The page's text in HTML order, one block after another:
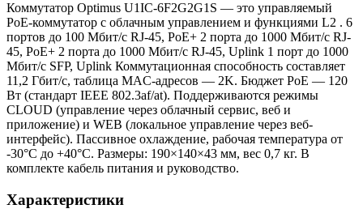
Коммутатор Optimus U1IC-6F2G2G1S — это управляемый
PoE-коммутатор с облачным управлением и функциями L2 . 6
портов до 100 Мбит/с RJ-45, PoE+ 2 порта до 1000 Мбит/с RJ-
45, PoE+ 2 порта до 1000 Мбит/с RJ-45, Uplink 1 порт до 1000
Мбит/с SFP, Uplink Коммутационная способность составляет
11,2 Гбит/с, таблица MAC-адресов — 2K. Бюджет PoE — 120
Вт (стандарт IEEE 802.3af/at). Поддерживаются режимы
CLOUD (управление через облачный сервис, веб и
приложение) и WEB (локальное управление через веб-
интерфейс). Пассивное охлаждение, рабочая температура от
-30°C до +40°C. Размеры: 190×140×43 мм, вес 0,7 кг. В
комплекте кабель питания и руководство.
Характеристики